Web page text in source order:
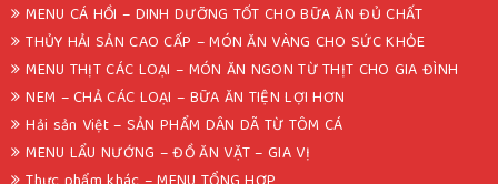
MENU CÁ HỒI – DINH DƯỠNG TỐT CHO BỮA ĂN ĐỦ CHẤT
THỦY HẢI SẢN CAO CẤP – MÓN ĂN VÀNG CHO SỨC KHỎE
MENU THỊT CÁC LOẠI – MÓN ĂN NGON TỪ THỊT CHO GIA ĐÌNH
NEM – CHẢ CÁC LOẠI – BỮA ĂN TIỆN LỢI HƠN
Hải sản Việt – SẢN PHẨM DÂN DÃ TỪ TÔM CÁ
MENU LẨU NƯỚNG – ĐỒ ĂN VẶT – GIA VỊ